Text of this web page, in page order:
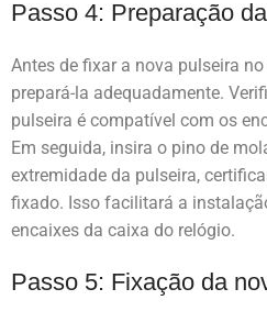
Passo 4: Preparação
Antes de fixar a nova pulseira
prepará-la adequadamente.
pulseira é compatível com os
Em seguida, insira o pino de
extremidade da pulseira,
fixado. Isso facilitará a
encaixes da caixa do relógio.
Passo 5: Fixação da